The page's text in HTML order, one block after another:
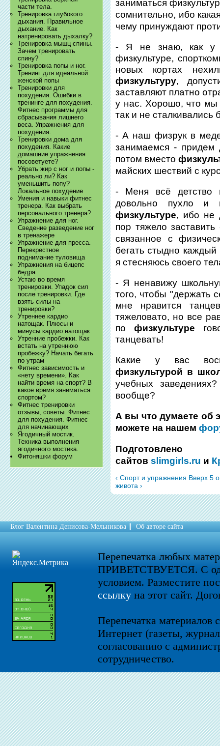
части тела.
Тренировка глубокого
дыхания. Правильное
дыхание. Как
натренировать дыхалку?
Тренировка мышц спины.
Зачем тренировать
спину?
Тренировка попы и ног.
Тренинг для идеальной
женской попы
Тренировки для
похудения. Ошибки в
тренинге для похудения.
Фитнес программы для
сбрасывания лишнего
веса. Упражнения для
похудения.
Тренировки дома для
похудения. Какие
домашние упражнения
посоветуете?
Убрать жир с ног и попы -
реально ли? Как
уменьшить попу?
Локальное похудение
Умения и навыки фитнес
тренера. Как выбрать
персонального тренера?
Упражнение для ног.
Сведение разведение ног
в тренажере
Упражнение для пресса.
Перекрестное
поднимание туловища
Упражнения на бицепс
бедра
Устаю во время
тренировки. Упадок сил
после тренировки. Где
взять силы на
тренировки?
Утреннее кардио
натощак. Плюсы и
минусы кардио натощак
Утренние пробежки. Как
встать на утреннюю
пробежку? Начать бегать
по утрам
Фитнес зависимость и
«нету времени». Как
найти время на спорт? В
какое время заниматься
спортом?
Фитнес тренировки
отзывы, советы. Фитнес
для похудения. Фитнес
для начинающих
Ягодичный мостик.
Техника выполнения
ягодичного мостика.
Фитоняшки форум
заниматься
сомнительно, ибо
чему принуждают
- Я не знаю, как у
физкультуре,
новых кортах
физкультуру,
заставляют платно
у нас. Хорошо, что мы
так и не сталкивались
- А наш физрук в меде
занимаемся -
потом вместо
майских шествий с
- Меня всё детство
довольно пухло и
физкультуре, ибо не
пор тяжело
связанное с
бегать стыдно
я стесняюсь своего
- Я ненавижу
того, чтобы "держать
мне нравится
тяжеловато, но все
по физкультуре
танцевать!
Какие у вас
физкультурой в
учебных
вообще?
А вы что думаете об
можете на нашем
сайтовslimgirls.ru и
‹ Спорт и упражнения Вверх 5
живота ›
Блог Валентина Денисова-Мельникова Об авторе сайта
Перепечатка любых
ПРИВЕТСТВУЕТСЯ. С
условием. Разместите
ссылкуна этот сайт.
Перепечатка материалов
Интернет (газеты,
согласованию с
сотрудничество.